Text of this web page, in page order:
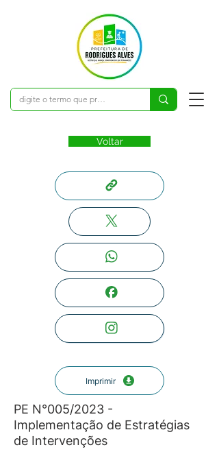
Voltar
Imprimir
PE N°005/2023 -
Implementação de Estratégias
de Intervenções